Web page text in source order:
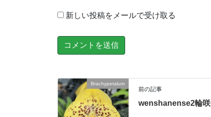
新しい投稿をメールで受け取る
Brachypetalum
前の記事
wenshanense2輪咲